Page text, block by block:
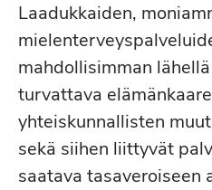
Laadukkaiden,
mahdollisimman
turvattava
yhteiskunnallisten
sekä siihen liittyvät
saatava tasaveroiseen